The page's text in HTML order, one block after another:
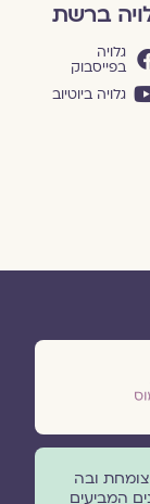
ברשת
גלויה
בפייסבוק
גלויה ביוטיוב
ובה
המביעים